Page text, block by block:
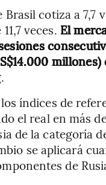
cotiza a 7,7
veces. El
millones)
índices de
el real en más
de la categoría
se aplicará
de